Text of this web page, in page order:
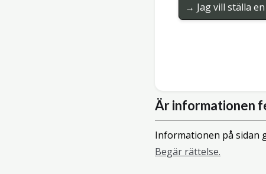
→ Jag vill ställa
Är informationen
Informationen på sidan
Begär rättelse.